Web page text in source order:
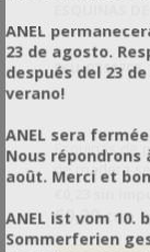
SKU: PZ51703
Esquinas de
de madera
dirige con
esa manera,
€0,29 con
ANEL
23 de agosto.
después del 23
verano!
ANEL sera
Nous répondrons
août. Merci et
ANEL ist vom 10.
Sommerferien